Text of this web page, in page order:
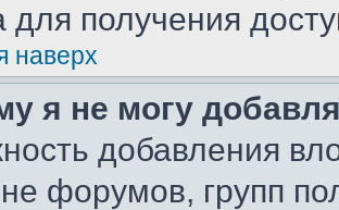
получения
наверх
я не могу
добавления
форумов, групп